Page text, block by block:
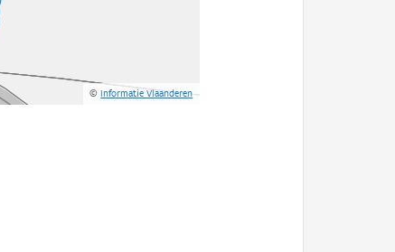
©Informatie Vlaanderen